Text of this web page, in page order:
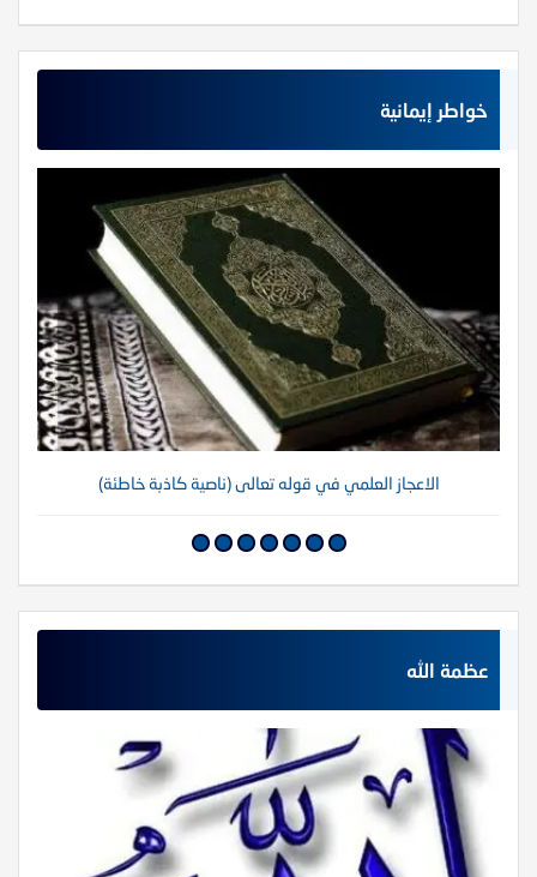
خواطر إيمانية
الاعجاز العلمي في قوله تعالى (ناصية كاذبة خاطئة)
عظمة الله